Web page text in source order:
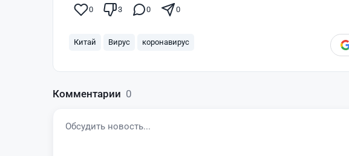
0 3 0 0
Китай Вирус коронавирус
Комментарии 0